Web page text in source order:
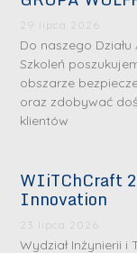
29 lipca 2026
Do naszego
Szkoleń
obszarze
oraz zdobywać
klientów
WIiTChCraft
Innovation
23 lipca 2026
Wydział Inżynierii i